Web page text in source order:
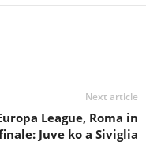
Next article
League, Roma in
Juve ko a Siviglia